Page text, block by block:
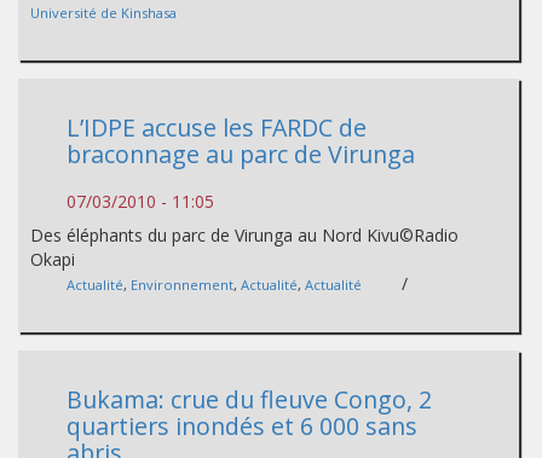
Université de Kinshasa
L’IDPE accuse les FARDC de
braconnage au parc de Virunga
07/03/2010 - 11:05
Des éléphants du parc de Virunga au Nord Kivu©Radio
Okapi
Actualité, Environnement, Actualité, Actualité /
Bukama: crue du fleuve Congo, 2
quartiers inondés et 6 000 sans